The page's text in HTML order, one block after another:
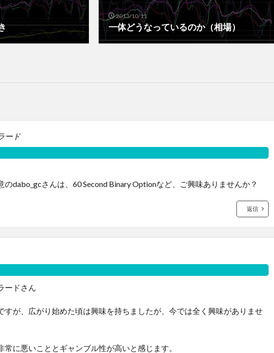
2013/10/11
一体どうなっているのか（相場）
ード
のdabo_gcさんは、60 Second Binary Optionなど、ご興味ありませんか？
返信
ードさん
すが、広がり始めた頃は興味を持ちましたが、今では全く興味がありませ
に悪いこととギャンブル性が高いと感じます。